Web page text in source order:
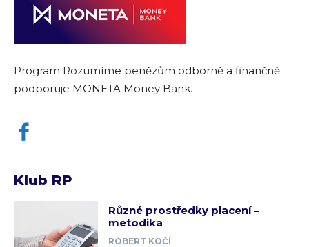
Program Rozumíme penězům odborně a finančně
podporuje MONETA Money Bank.
Klub RP
Různé prostředky placení –
metodika
ROBERT KOČÍ